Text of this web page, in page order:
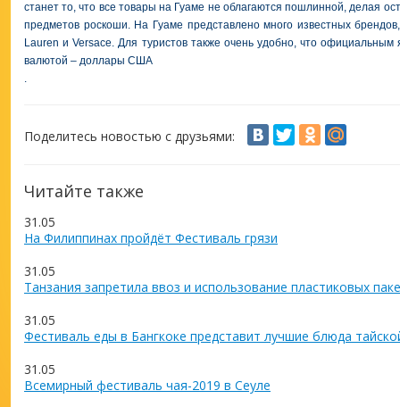
станет то, что все товары на Гуаме не облагаются пошлинной, делая
предметов роскоши. На Гуаме представлено много известных
Lauren и Versace. Для туристов также очень удобно, что официальным
валютой – доллары США
.
Поделитесь новостью с друзьями:
Читайте также
31.05
На Филиппинах пройдёт Фестиваль грязи
31.05
Танзания запретила ввоз и использование пластиковых
31.05
Фестиваль еды в Бангкоке представит лучшие блюда
31.05
Всемирный фестиваль чая-2019 в Сеуле